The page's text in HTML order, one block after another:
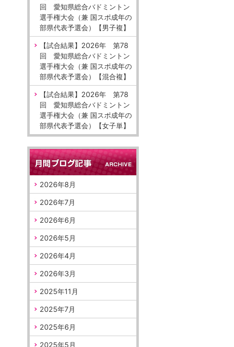
回 愛知県総合バドミントン
選手権大会（兼 国スポ成年の
部県代表予選会）【男子複】
【試合結果】2026年 第78
回 愛知県総合バドミントン
選手権大会（兼 国スポ成年の
部県代表予選会）【混合複】
【試合結果】2026年 第78
回 愛知県総合バドミントン
選手権大会（兼 国スポ成年の
部県代表予選会）【女子単】
2026年8月
2026年7月
2026年6月
2026年5月
2026年4月
2026年3月
2025年11月
2025年7月
2025年6月
2025年5月